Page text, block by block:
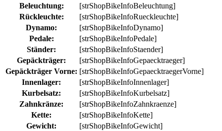
Beleuchtung:
[strShopBikeInfoBeleuchtung]
Rückleuchte:
[strShopBikeInfoRueckleuchte]
Dynamo:
[strShopBikeInfoDynamo]
Pedale:
[strShopBikeInfoPedale]
Ständer:
[strShopBikeInfoStaender]
Gepäckträger:
[strShopBikeInfoGepaecktraeger]
Gepäckträger Vorne: [strShopBikeInfoGepaecktraegerVorne]
Innenlager:
[strShopBikeInfoInnenlager]
Kurbelsatz:
[strShopBikeInfoKurbelsatz]
Zahnkränze:
[strShopBikeInfoZahnkraenze]
Kette:
[strShopBikeInfoKette]
Gewicht:
[strShopBikeInfoGewicht]